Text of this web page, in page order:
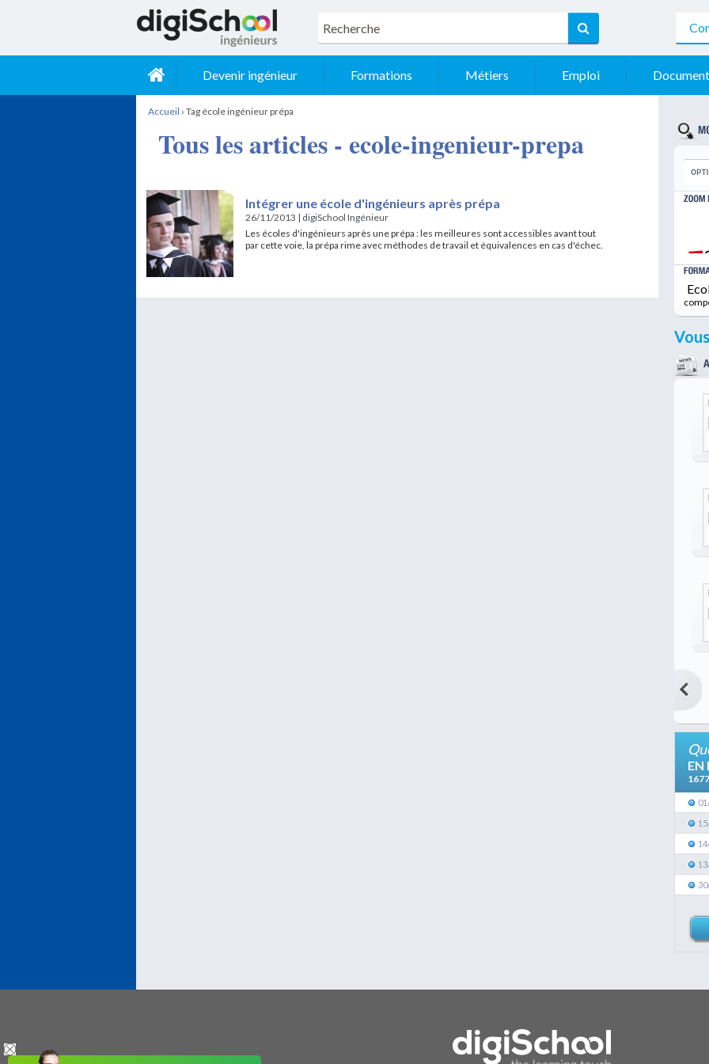
Devenir ingénieur Formations Métiers Emploi
Accueil ›Tag école ingénieur prépa
Tous les articles - ecole-ingenieur-prepa
Intégrer une école d'ingénieurs après prépa
26/11/2013 | digiSchool Ingénieur
Les écoles d'ingénieurs après une prépa : les meilleures sont accessibles avant tout
par cette voie, la prépa rime avec méthodes de travail et équivalences en cas d'échec.
EN